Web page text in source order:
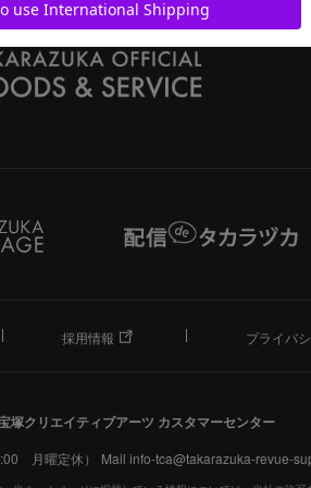
採用情報 プライバ
塚クリエイティブアーツ カスタマーセンター
月曜定休） Mail info-tca@takarazuka-revue-